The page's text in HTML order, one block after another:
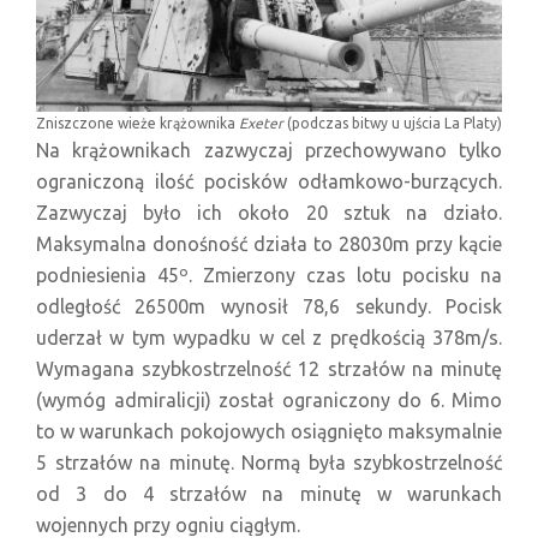
Zniszczone wieże krążownika Exeter(podczas bitwy u ujścia La Platy)
Na krążownikach zazwyczaj przechowywano tylko
ograniczoną ilość pocisków odłamkowo-burzących.
Zazwyczaj było ich około 20 sztuk na działo.
Maksymalna donośność działa to 28030m przy kącie
podniesienia 45º. Zmierzony czas lotu pocisku na
odległość 26500m wynosił 78,6 sekundy. Pocisk
uderzał w tym wypadku w cel z prędkością 378m/s.
Wymagana szybkostrzelność 12 strzałów na minutę
(wymóg admiralicji) został ograniczony do 6. Mimo
to w warunkach pokojowych osiągnięto maksymalnie
5 strzałów na minutę. Normą była szybkostrzelność
od 3 do 4 strzałów na minutę w warunkach
wojennych przy ogniu ciągłym.